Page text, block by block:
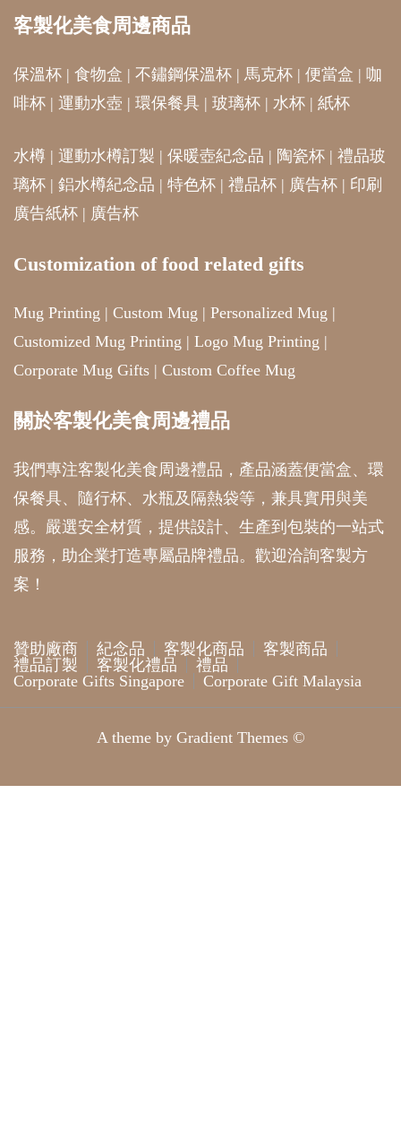
客製化美食周邊商品
保溫杯 | 食物盒 | 不鏽鋼保溫杯 | 馬克杯 | 便當盒 | 咖
啡杯 | 運動水壺 | 環保餐具 | 玻璃杯 | 水杯 | 紙杯
水樽 | 運動水樽訂製 | 保暖壺紀念品 | 陶瓷杯 | 禮品玻
璃杯 | 鋁水樽紀念品 | 特色杯 | 禮品杯 | 廣告杯 | 印刷
廣告紙杯 | 廣告杯
Customization of food related gifts
Mug Printing | Custom Mug | Personalized Mug |
Customized Mug Printing | Logo Mug Printing |
Corporate Mug Gifts | Custom Coffee Mug
關於客製化美食周邊禮品
我們專注客製化美食周邊禮品，產品涵蓋便當盒、環
保餐具、隨行杯、水瓶及隔熱袋等，兼具實用與美
感。嚴選安全材質，提供設計、生產到包裝的一站式
服務，助企業打造專屬品牌禮品。歡迎洽詢客製方
案！
贊助廠商 紀念品 客製化商品
客製商品
禮品訂製
客製化禮品
禮品
Corporate Gifts Singapore
Corporate Gift Malaysia
A theme by Gradient Themes ©